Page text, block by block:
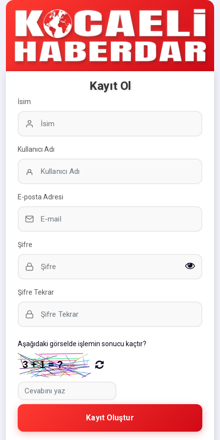
Kayıt Ol
İsim
Kullanıcı Adı
E-posta Adresi
Şifre
Şifre Tekrar
Aşağıdaki görselde işlemin sonucu kaçtır?
Kayıt Oluştur